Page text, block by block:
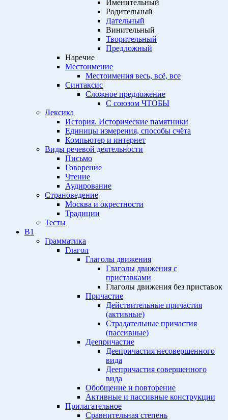
Именительный
Родительный
Дательный
Винительный
Творительный
Предложный
Наречие
Местоимение
Местоимения весь, всё, все
Синтаксис
Сложное предложение
С союзом ЧТОБЫ
Лексика
История. Исторические памятники
Единицы измерения, способы счёта
Компьютер и интернет
Виды речевой деятельности
Письмо
Говорение
Чтение
Аудирование
Страноведение
Москва и окрестности
Традиции
Тесты
B1
Грамматика
Глагол
Глаголы движения
Глаголы движения с
приставками
Глаголы движения без приставок
Причастие
Действительные причастия
(активные)
Страдательные причастия
(пассивные)
Деепричастие
Деепричастия несовершенного
вида
Деепричастия совершенного
вида
Обобщение и повторение
Активные и пассивные конструкции
Прилагательное
Сравнительная степень